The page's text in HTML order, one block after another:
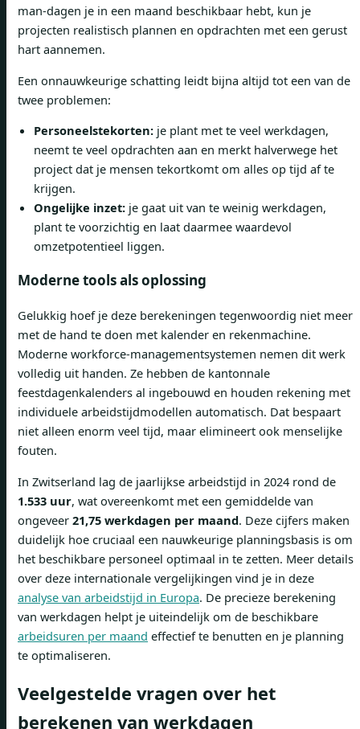
man-dagen je in een maand beschikbaar hebt, kun je
projecten realistisch plannen en opdrachten met een gerust
hart aannemen.
Een onnauwkeurige schatting leidt bijna altijd tot een van de
twee problemen:
Personeelstekorten: je plant met te veel werkdagen,
neemt te veel opdrachten aan en merkt halverwege het
project dat je mensen tekortkomt om alles op tijd af te
krijgen.
Ongelijke inzet: je gaat uit van te weinig werkdagen,
plant te voorzichtig en laat daarmee waardevol
omzetpotentieel liggen.
Moderne tools als oplossing
Gelukkig hoef je deze berekeningen tegenwoordig niet meer
met de hand te doen met kalender en rekenmachine.
Moderne workforce-managementsystemen nemen dit werk
volledig uit handen. Ze hebben de kantonnale
feestdagenkalenders al ingebouwd en houden rekening met
individuele arbeidstijdmodellen automatisch. Dat bespaart
niet alleen enorm veel tijd, maar elimineert ook menselijke
fouten.
In Zwitserland lag de jaarlijkse arbeidstijd in 2024 rond de
1.533 uur, wat overeenkomt met een gemiddelde van
ongeveer 21,75 werkdagen per maand. Deze cijfers maken
duidelijk hoe cruciaal een nauwkeurige planningsbasis is om
het beschikbare personeel optimaal in te zetten. Meer details
over deze internationale vergelijkingen vind je in deze
analyse van arbeidstijd in Europa. De precieze berekening
van werkdagen helpt je uiteindelijk om de beschikbare
arbeidsuren per maand effectief te benutten en je planning
te optimaliseren.
Veelgestelde vragen over het
berekenen van werkdagen